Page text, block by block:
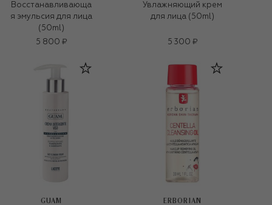
Восстанавливающа
я эмульсия для лица
(50ml)
5 800 ₽
Увлажняющий крем
для лица (50ml)
5 300 ₽
GUAM ERBORIAN